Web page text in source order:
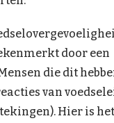
door een
die dit
van
Hier is het